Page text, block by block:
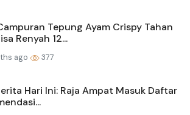
Tepung Ayam Crispy Tahan
Renyah 12...
ago 377
Hari Ini: Raja Ampat Masuk Daftar